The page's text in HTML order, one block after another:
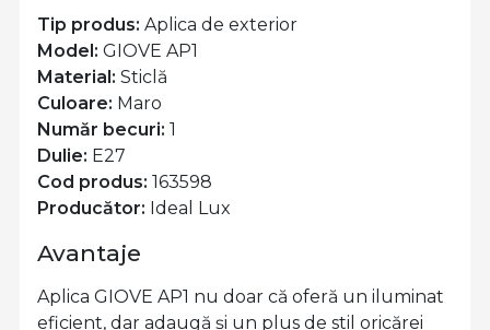
Tip produs: Aplica de exterior
Model: GIOVE AP1
Material: Sticlă
Culoare: Maro
Număr becuri: 1
Dulie: E27
Cod produs: 163598
Producător: Ideal Lux
Avantaje
Aplica GIOVE AP1 nu doar că oferă un iluminat
eficient, dar adaugă și un plus de stil oricărei